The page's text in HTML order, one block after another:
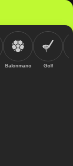
Balonmano Golf